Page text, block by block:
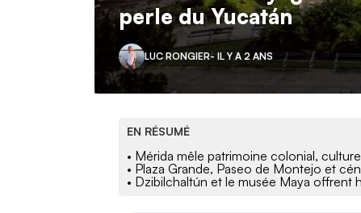
perle du Yucatán
LUC RONGIER- IL Y A 2 ANS
EN RÉSUMÉ
• Mérida mêle patrimoine colonial,
• Plaza Grande, Paseo de Montejo et
• Dzibilchaltún et le musée Maya offrent